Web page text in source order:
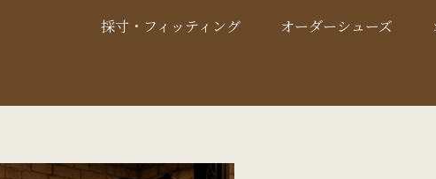
採寸・フィッティング オーダーシューズ